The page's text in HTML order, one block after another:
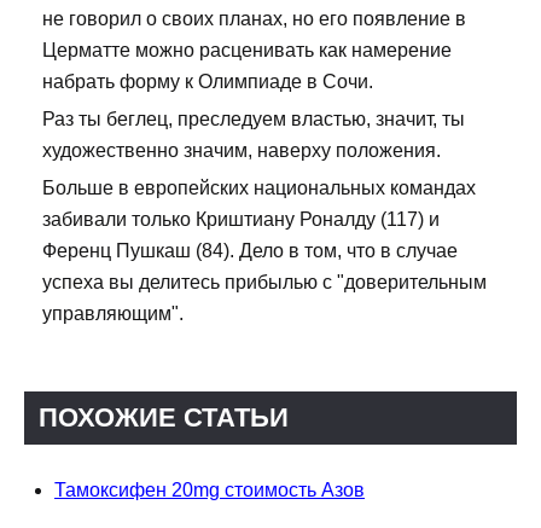
не говорил о своих планах, но его появление в
Церматте можно расценивать как намерение
набрать форму к Олимпиаде в Сочи.
Раз ты беглец, преследуем властью, значит, ты
художественно значим, наверху положения.
Больше в европейских национальных командах
забивали только Криштиану Роналду (117) и
Ференц Пушкаш (84). Дело в том, что в случае
успеха вы делитесь прибылью с "доверительным
управляющим".
ПОХОЖИЕ СТАТЬИ
Тамоксифен 20mg стоимость Азов